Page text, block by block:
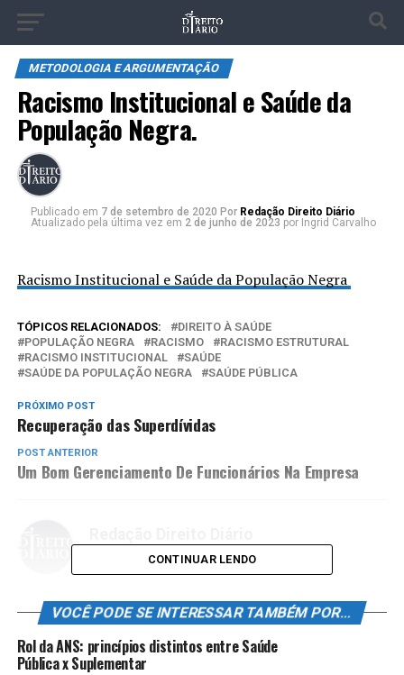
METODOLOGIA E ARGUMENTAÇÃO
Racismo Institucional e Saúde da
População Negra.
Publicado em 7 de setembro de 2020 Por Redação Direito Diário
Atualizado pela última vez em 2 de junho de 2023 por Ingrid Carvalho
Racismo Institucional e Saúde da População Negra
TÓPICOS RELACIONADOS:
DIREITO À SAÚDE
POPULAÇÃO NEGRA
RACISMO
RACISMO ESTRUTURAL
RACISMO INSTITUCIONAL
SAÚDE
SAÚDE DA POPULAÇÃO NEGRA
SAÚDE PÚBLICA
PRÓXIMO POST
Recuperação das Superdívidas
POST ANTERIOR
Um Bom Gerenciamento De Funcionários Na Empresa
CONTINUAR LENDO
VOCÊ PODE SE INTERESSAR TAMBÉM POR...
Rol da ANS: princípios distintos entre Saúde
Pública x Suplementar